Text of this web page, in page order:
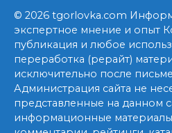
© 2026 tgorlovka.com
экспертное мнение и опыт
публикация и любое
переработка (рерайт)
исключительно после
Администрация сайта не
представленные на данном
информационные